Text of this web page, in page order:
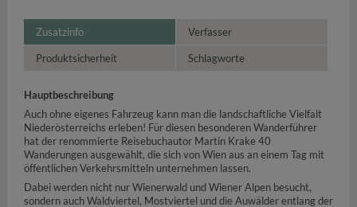
Zusatzinfo Verfasser
Produktsicherheit Schlagworte
Hauptbeschreibung
Auch ohne eigenes Fahrzeug kann man die landschaftliche Vielfalt
Niederösterreichs erleben! Für diesen besonderen Wanderführer
hat der renommierte Reisebuchautor Martin Krake 40
Wanderungen ausgewählt, die sich von Wien aus an einem Tag mit
öffentlichen Verkehrsmitteln unternehmen lassen.
Dabei werden nicht nur Wienerwald und Wiener Alpen besucht,
sondern auch Waldviertel, Mostviertel und die Auwälder entlang der